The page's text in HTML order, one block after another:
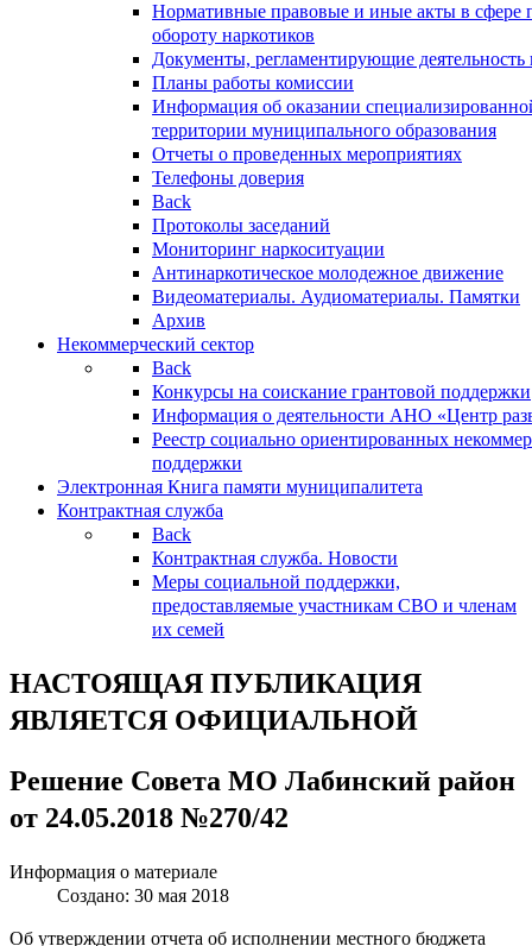
Нормативные правовые и иные акты в сфере
обороту наркотиков
Документы, регламентирующие деятельность
Планы работы комиссии
Информация об оказании
территории муниципального образования
Отчеты о проведенных мероприятиях
Телефоны доверия
Back
Протоколы заседаний
Мониторинг наркоситуации
Антинаркотическое молодежное движение
Видеоматериалы. Аудиоматериалы. Памятки
Архив
Некоммерческий сектор
Back
Конкурсы на соискание грантовой поддержки
Информация о деятельности АНО «Центр
Реестр социально ориентированных
поддержки
Электронная Книга памяти муниципалитета
Контрактная служба
Back
Контрактная служба. Новости
Меры социальной поддержки,
предоставляемые участникам СВО и членам
их семей
НАСТОЯЩАЯ ПУБЛИКАЦИЯ
ЯВЛЯЕТСЯ ОФИЦИАЛЬНОЙ
Решение Совета МО Лабинский район
от 24.05.2018 №270/42
Информация о материале
Создано: 30 мая 2018
Об утверждении отчета об исполнении местного бюджета